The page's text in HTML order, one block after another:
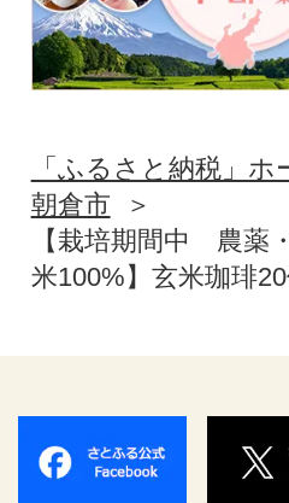
「ふるさと納税」ホ
朝倉市
【栽培期間中 農薬
米100%】玄米珈琲